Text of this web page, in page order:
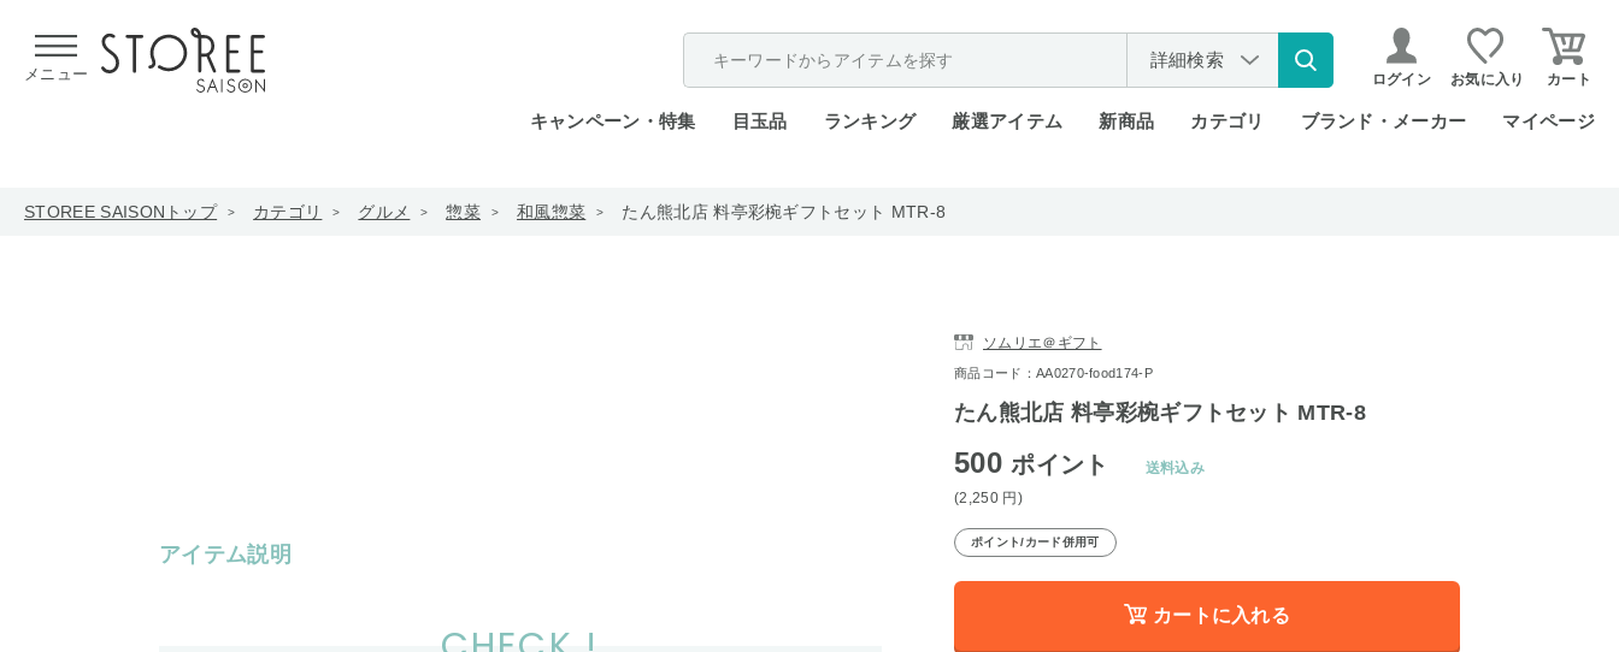
メニュー
詳細検索
ログイン お気に入り カート
キャンペーン・特集 目玉品 ランキング 厳選アイテム 新商品 カテゴリ ブランド・メーカー マイページ
STOREE SAISONトップ カテゴリ グルメ 惣菜 和風惣菜 たん熊北店 料亭彩椀ギフトセット MTR-8
アイテム説明
ソムリエ＠ギフト
商品コード：AA0270-food174-P
たん熊北店 料亭彩椀ギフトセット MTR-8
500ポイント
(2,250 円 )
送料込み
ポイント/カード併用可
カートに入れる